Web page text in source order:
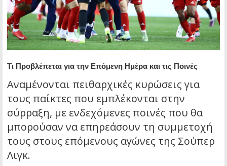
Τι Προβλέπεται για την Επόμενη Ημέρα και τις Ποινές
Αναμένονται πειθαρχικές κυρώσεις για
τους παίκτες που εμπλέκονται στην
σύρραξη, με ενδεχόμενες ποινές που θα
μπορούσαν να επηρεάσουν τη συμμετοχή
τους στους επόμενους αγώνες της Σούπερ
Λιγκ.